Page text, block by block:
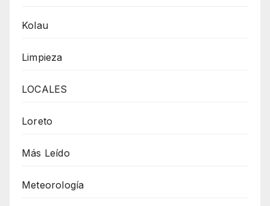
Kolau
Limpieza
LOCALES
Loreto
Más Leído
Meteorología